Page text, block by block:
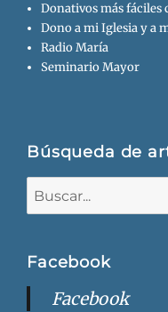
Donativos más fáciles
Dono a mi Iglesia y a
Radio María
Seminario Mayor
Búsqueda de
Facebook
Facebook